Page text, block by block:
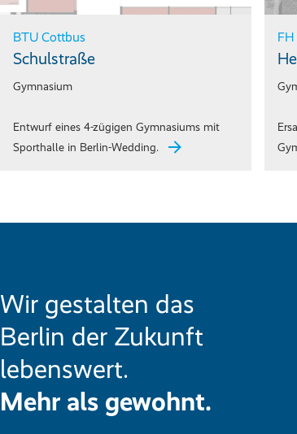
BTU Cottbus
Schulstraße
Gymnasium
Entwurf eines 4-zügigen Gymnasiums mit
Sporthalle in Berlin-Wedding.
Wir gestalten das
Berlin der Zukunft
lebenswert.
Mehr als gewohnt.